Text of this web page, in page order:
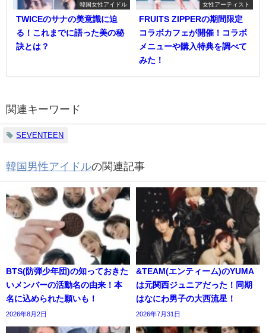
韓国女性アイドル
TWICEのサナの美意識に迫
る！これまでに語った美の秘
訣とは？
女性アーティスト
FRUITS ZIPPERの期間限定
コラボカフェが開催！コラボ
メニューや購入特典を調べて
みた！
関連キーワード
SEVENTEEN
韓国男性アイドルの関連記事
BTS(防弾少年団)の知っておきた
いメンバーの活動名の由来！本
名に込められた願いも！
2026年8月2日
&TEAM(エンティーム)のYUMA
は元関西ジュニアだった！同期
はなにわ男子の大西流星！
2026年7月31日